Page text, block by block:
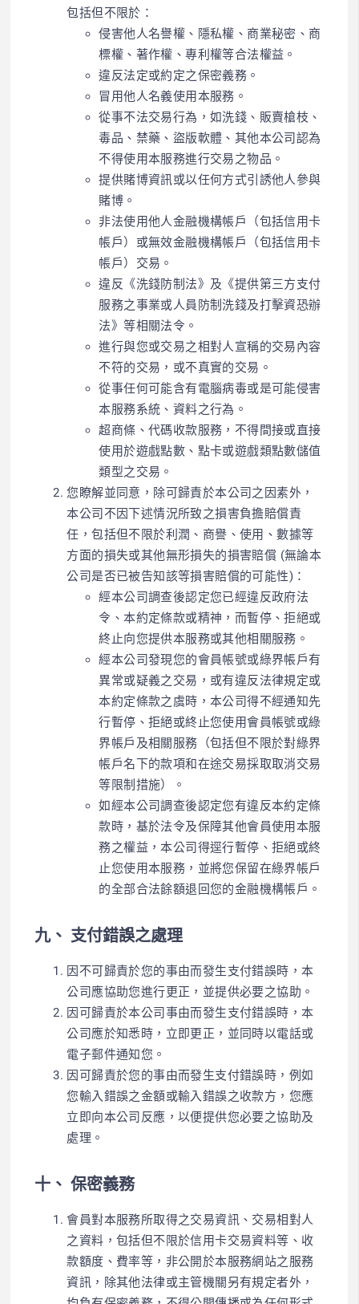
包括但不限於：
侵害他人名譽權、隱私權、商業秘密、商
標權、著作權、專利權等合法權益。
違反法定或約定之保密義務。
冒用他人名義使用本服務。
從事不法交易行為，如洗錢、販賣槍枝、
毒品、禁藥、盜版軟體、其他本公司認為
不得使用本服務進行交易之物品。
提供賭博資訊或以任何方式引誘他人參與
賭博。
非法使用他人金融機構帳戶（包括信用卡
帳戶）或無效金融機構帳戶（包括信用卡
帳戶）交易。
違反《洗錢防制法》及《提供第三方支付
服務之事業或人員防制洗錢及打擊資恐辦
法》等相關法令。
進行與您或交易之相對人宣稱的交易內容
不符的交易，或不真實的交易。
從事任何可能含有電腦病毒或是可能侵害
本服務系統、資料之行為。
超商條、代碼收款服務，不得間接或直接
使用於遊戲點數、點卡或遊戲類點數儲值
類型之交易。
您瞭解並同意，除可歸責於本公司之因素外，
本公司不因下述情況所致之損害負擔賠償責
任，包括但不限於利潤、商譽、使用、數據等
方面的損失或其他無形損失的損害賠償 (無論本
公司是否已被告知該等損害賠償的可能性)：
經本公司調查後認定您已經違反政府法
令、本約定條款或精神，而暫停、拒絕或
終止向您提供本服務或其他相關服務。
經本公司發現您的會員帳號或綠界帳戶有
異常或疑義之交易，或有違反法律規定或
本約定條款之虞時，本公司得不經通知先
行暫停、拒絕或終止您使用會員帳號或綠
界帳戶及相關服務（包括但不限於對綠界
帳戶名下的款項和在途交易採取取消交易
等限制措施）。
如經本公司調查後認定您有違反本約定條
款時，基於法令及保障其他會員使用本服
務之權益，本公司得逕行暫停、拒絕或終
止您使用本服務，並將您保留在綠界帳戶
的全部合法餘額退回您的金融機構帳戶。
九、 支付錯誤之處理
因不可歸責於您的事由而發生支付錯誤時，本
公司應協助您進行更正，並提供必要之協助。
因可歸責於本公司事由而發生支付錯誤時，本
公司應於知悉時，立即更正，並同時以電話或
電子郵件通知您。
因可歸責於您的事由而發生支付錯誤時，例如
您輸入錯誤之金額或輸入錯誤之收款方，您應
立即向本公司反應，以便提供您必要之協助及
處理。
十、 保密義務
會員對本服務所取得之交易資訊、交易相對人
之資料，包括但不限於信用卡交易資料等、收
款額度、費率等，非公開於本服務網站之服務
資訊，除其他法律或主管機關另有規定者外，